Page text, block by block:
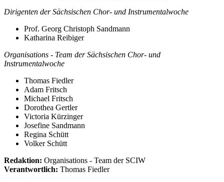
Dirigenten der Sächsischen Chor- und Instrumentalwoche
Prof. Georg Christoph Sandmann
Katharina Reibiger
Organisations - Team der Sächsischen Chor- und
Instrumentalwoche
Thomas Fiedler
Adam Fritsch
Michael Fritsch
Dorothea Gertler
Victoria Kürzinger
Josefine Sandmann
Regina Schütt
Volker Schütt
Redaktion: Organisations - Team der SCIW
Verantwortlich: Thomas Fiedler